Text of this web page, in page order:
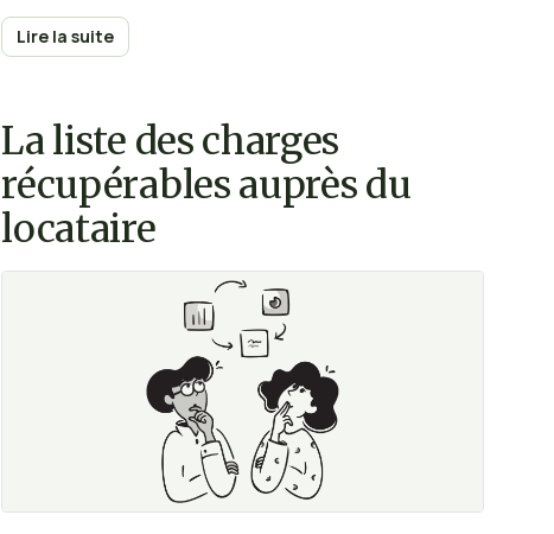
qu’en général le bailleur préfinance quitte à se les faire
rembourser ensuite par le locataire d’où leur
ou réelles ?
Lire la suite
La liste des charges
récupérables auprès du
locataire